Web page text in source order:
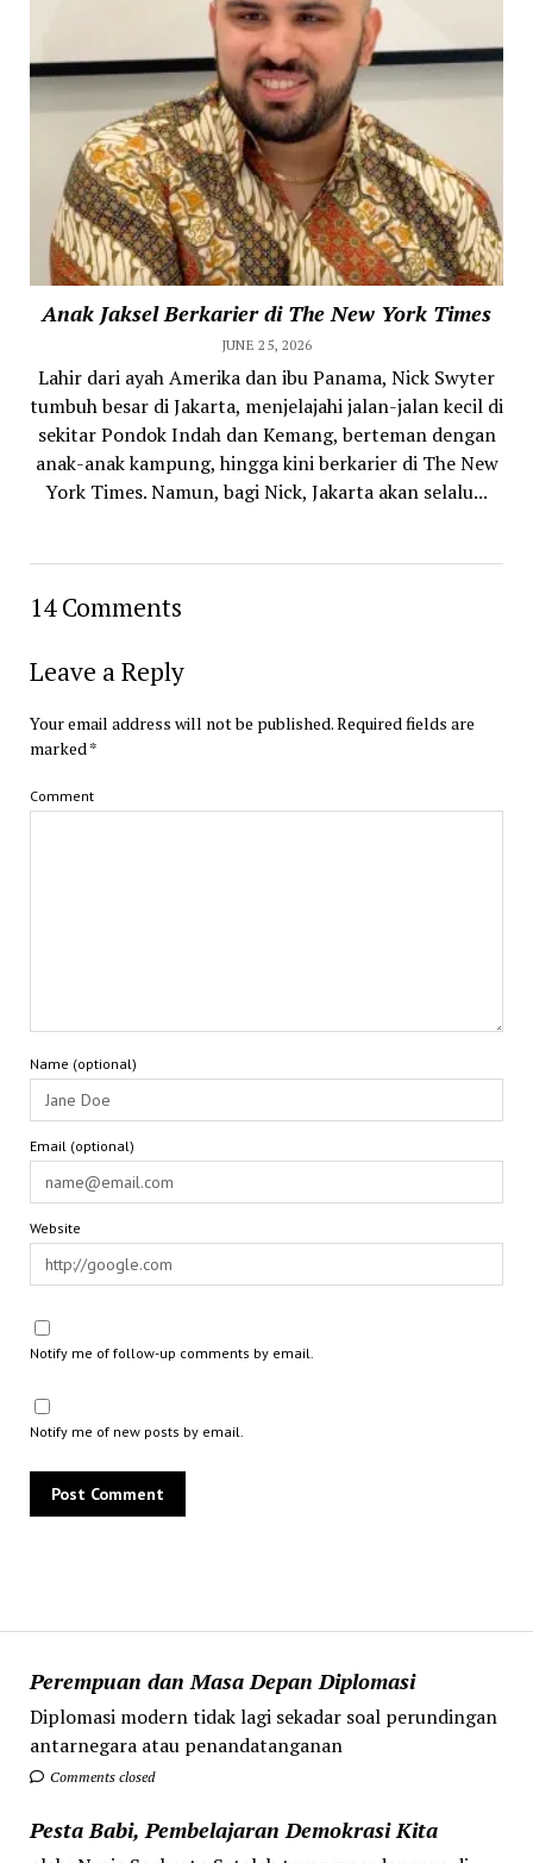
Perempuan dan Masa Depan Diplomasi
Diplomasi modern tidak lagi sekadar soal perundingan
antarnegara atau penandatanganan
Comments closed
Pesta Babi, Pembelajaran Demokrasi Kita
Anak Jaksel Berkarier di The New York Times
JUNE 25, 2026
Lahir dari ayah Amerika dan ibu Panama, Nick Swyter
tumbuh besar di Jakarta, menjelajahi jalan-jalan kecil di
sekitar Pondok Indah dan Kemang, berteman dengan
anak-anak kampung, hingga kini berkarier di The New
York Times. Namun, bagi Nick, Jakarta akan selalu...
14 Comments
Leave a Reply
Your email address will not be published.Required fields are
marked*
Comment
Name (optional)
Email (optional)
Website
Notify me of follow-up comments by email.
Notify me of new posts by email.